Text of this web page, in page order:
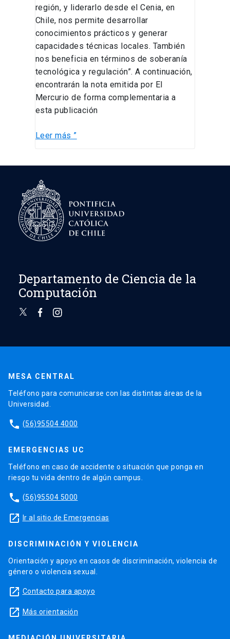
región, y liderarlo desde el Cenia, en
Chile, nos permite desarrollar
conocimientos prácticos y generar
capacidades técnicas locales. También
nos beneficia en términos de soberanía
tecnológica y regulación”. A continuación,
encontrarán la nota emitida por El
Mercurio de forma complementaria a
esta publicación
Leer más ”
Departamento de Ciencia de la
Computación
MESA CENTRAL
Teléfono para comunicarse con las distintas áreas de la
Universidad.
phone (56)95504 4000
EMERGENCIAS UC
Teléfono en caso de accidente o situación que ponga en
riesgo tu vida dentro de algún campus.
phone (56)95504 5000
launch Ir al sitio de Emergencias
DISCRIMINACIÓN Y VIOLENCIA
Orientación y apoyo en casos de discriminación, violencia de
género o violencia sexual.
launch Contacto para apoyo
launch Más orientación